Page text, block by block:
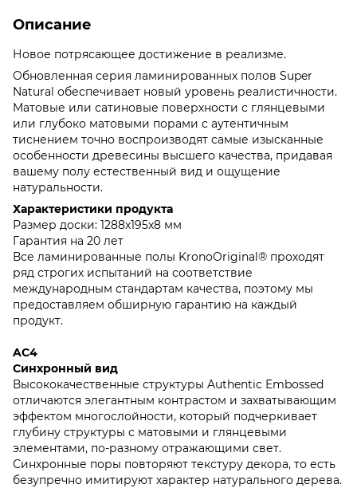
Описание
Новое потрясающее достижение в реализме.
Обновленная серия ламинированных полов Super
Natural обеспечивает новый уровень реалистичности.
Матовые или сатиновые поверхности с глянцевыми
или глубоко матовыми порами с аутентичным
тиснением точно воспроизводят самые изысканные
особенности древесины высшего качества, придавая
вашему полу естественный вид и ощущение
натуральности.
Характеристики продукта
Размер доски: 1288x195x8 мм
Гарантия на 20 лет
Все ламинированные полы KronoOriginal® проходят
ряд строгих испытаний на соответствие
международным стандартам качества, поэтому мы
предоставляем обширную гарантию на каждый
продукт.
AC4
Синхронный вид
Высококачественные структуры Authentic Embossed
отличаются элегантным контрастом и захватывающим
эффектом многослойности, который подчеркивает
глубину структуры с матовыми и глянцевыми
элементами, по-разному отражающими свет.
Синхронные поры повторяют текстуру декора, то есть
безупречно имитируют характер натурального дерева.